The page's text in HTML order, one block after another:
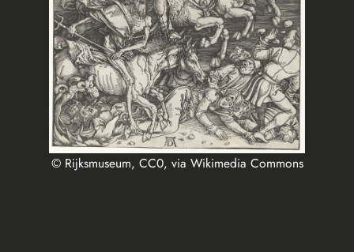
© Rijksmuseum, CC0, via Wikimedia Commons